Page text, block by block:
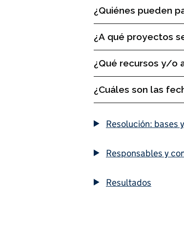
¿Quiénes pueden
¿A qué proyectos
¿Qué recursos y/o
¿Cuáles son las
Resolución: bases
Responsables y
Resultados